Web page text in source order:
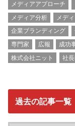
メディアアプローチ
メディア分析
メデ
企業ブランディング
専門家
広報 成功
株式会社ニット
社
過去の記事一覧